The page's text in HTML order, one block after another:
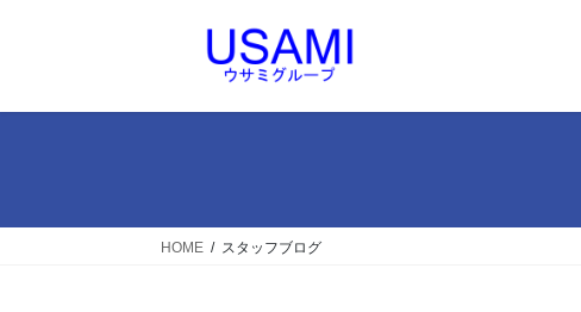
HOME スタッフブログ